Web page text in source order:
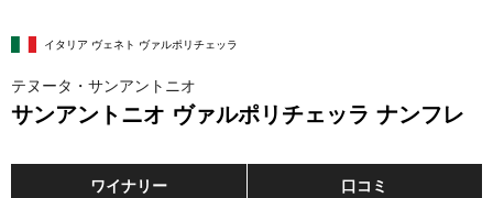
イタリア ヴェネト ヴァルポリチェッラ
テヌータ・サンアントニオ
サンアントニオ ヴァルポリチェッラ ナンフレ
ワイナリー 口コミ